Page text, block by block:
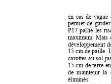
en cas de vague
permet de garder
P17 pallie les
maximum. Mais
développement
15 cm de paille.
carottes au sol
15 cm de terre en
de  maintenir  la
éliminés.